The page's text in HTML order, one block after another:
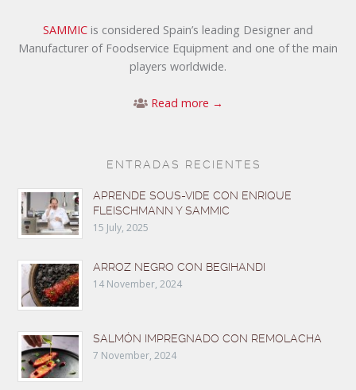
SAMMIC is considered Spain’s leading Designer and
Manufacturer of Foodservice Equipment and one of the main
players worldwide.
Read more →
ENTRADAS RECIENTES
APRENDE SOUS-VIDE CON ENRIQUE
FLEISCHMANN Y SAMMIC
15 July, 2025
ARROZ NEGRO CON BEGIHANDI
14 November, 2024
SALMÓN IMPREGNADO CON REMOLACHA
7 November, 2024